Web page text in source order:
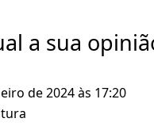
a sua
de 2024 às 17:20